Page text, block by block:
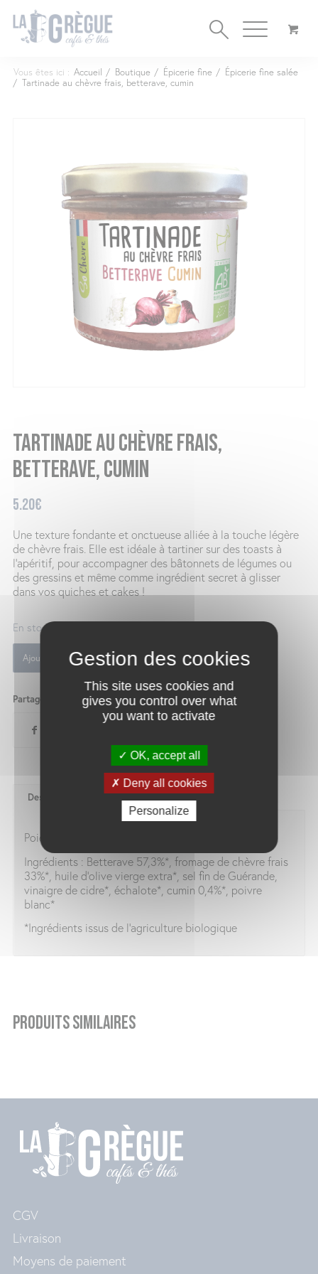
Vous êtes ici : Accueil / Boutique / Épicerie fine / Épicerie fine salée
/ Tartinade au chèvre frais, betterave, cumin
Tartinade au chèvre frais,
betterave, cumin
5.20€
Une texture fondante et onctueuse alliée à la touche légère
de chèvre frais. Elle est idéale à tartiner sur des toasts à
l’apéritif, pour accompagner des bâtonnets de légumes ou
des gressins et même comme ingrédient secret à glisser
dans vos quiches et cakes !
En stock
Ajouter au panier
Partager ce produit
Description
Poids net : 90 g
Ingrédients : Betterave 57,3%*, fromage de chèvre frais
33%*, huile d’olive vierge extra*, sel fin de Guérande,
vinaigre de cidre*, échalote*, cumin 0,4%*, poivre
blanc*
*Ingrédients issus de l’agriculture biologique
Produits similaires
CGV
Livraison
Moyens de paiement
This site uses cookies and
gives you control over what
you want to activate
OK, accept all
Deny all cookies
Personalize